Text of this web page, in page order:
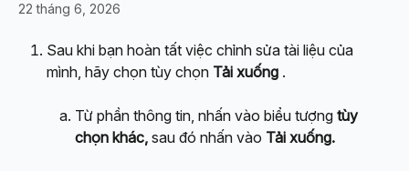
22 tháng 6, 2026
Sau khi bạn hoàn tất việc chỉnh sửa tài liệu của
mình, hãy chọn tùy chọn Tải xuống .
Từ phần thông tin, nhấn vào biểu tượng tùy
chọn khác, sau đó nhấn vào Tải xuống.